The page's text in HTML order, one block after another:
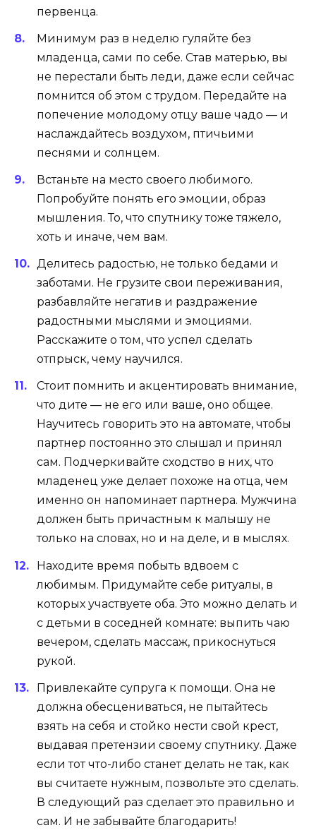
первенца.
Минимум раз в неделю гуляйте без
младенца, сами по себе. Став матерью, вы
не перестали быть леди, даже если сейчас
помнится об этом с трудом. Передайте на
попечение молодому отцу ваше чадо — и
наслаждайтесь воздухом, птичьими
песнями и солнцем.
Встаньте на место своего любимого.
Попробуйте понять его эмоции, образ
мышления. То, что спутнику тоже тяжело,
хоть и иначе, чем вам.
Делитесь радостью, не только бедами и
заботами. Не грузите свои переживания,
разбавляйте негатив и раздражение
радостными мыслями и эмоциями.
Расскажите о том, что успел сделать
отпрыск, чему научился.
Стоит помнить и акцентировать внимание,
что дите — не его или ваше, оно общее.
Научитесь говорить это на автомате, чтобы
партнер постоянно это слышал и принял
сам. Подчеркивайте сходство в них, что
младенец уже делает похоже на отца, чем
именно он напоминает партнера. Мужчина
должен быть причастным к малышу не
только на словах, но и на деле, и в мыслях.
Находите время побыть вдвоем с
любимым. Придумайте себе ритуалы, в
которых участвуете оба. Это можно делать и
с детьми в соседней комнате: выпить чаю
вечером, сделать массаж, прикоснуться
рукой.
Привлекайте супруга к помощи. Она не
должна обесцениваться, не пытайтесь
взять на себя и стойко нести свой крест,
выдавая претензии своему спутнику. Даже
если тот что-либо станет делать не так, как
вы считаете нужным, позвольте это сделать.
В следующий раз сделает это правильно и
сам. И не забывайте благодарить!